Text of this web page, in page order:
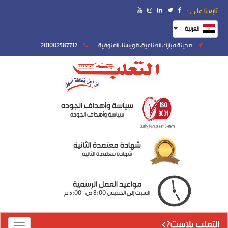
تابعنا على :
العربية
مدينة مبارك الصناعية، قويسنا، المنوفية
سياسة وأهداف الجوده
سياسة وأهداف الجوده
شهادة معتمدة الثانية
شهادة معتمدة الثانية
مواعيد العمل الرسمية
السبت إلى الخميس 8:00 ص - 5:00 م
التعلب بلاست?>